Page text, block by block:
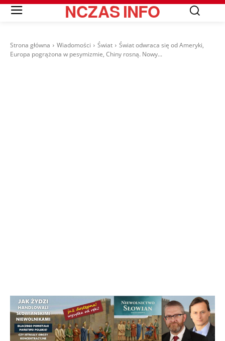
NCZASINFO
Strona główna Wiadomości Świat
Świat odwraca się od Ameryki,
Europa pogrążona w pesymizmie, Chiny rosną. Nowy...